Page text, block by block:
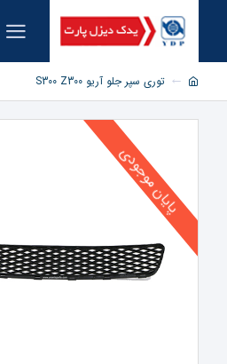
توری سپر جلو آریو S300 Z300
پایان موجودی